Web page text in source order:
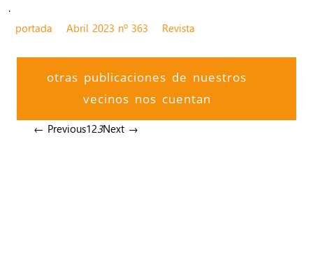
.
portada
Abril 2023 nº 363 Revista
otras publicaciones de nuestros
vecinos nos cuentan
← Previous123Next →